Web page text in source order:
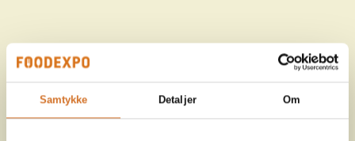
Samtykke Detaljer Om